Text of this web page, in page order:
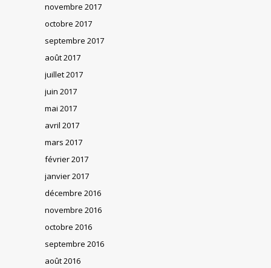
novembre 2017
octobre 2017
septembre 2017
août 2017
juillet 2017
juin 2017
mai 2017
avril 2017
mars 2017
février 2017
janvier 2017
décembre 2016
novembre 2016
octobre 2016
septembre 2016
août 2016